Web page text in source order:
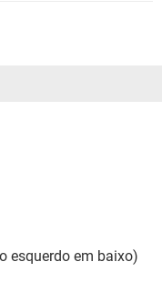
esquerdo em baixo)